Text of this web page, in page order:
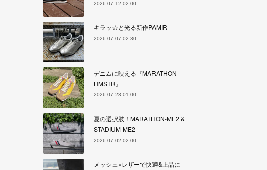
2026.07.12 02:00
キラッ☆と光る新作PAMIR
2026.07.07 02:30
デニムに映える『MARATHON
HMSTR』
2026.07.23 01:00
夏の選択肢！MARATHON-ME2 &
STADIUM-ME2
2026.07.02 02:00
メッシュ×レザーで快適&上品に